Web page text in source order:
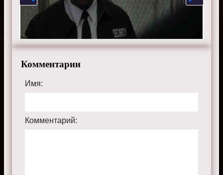
Комментарии
Имя:
Комментарий: